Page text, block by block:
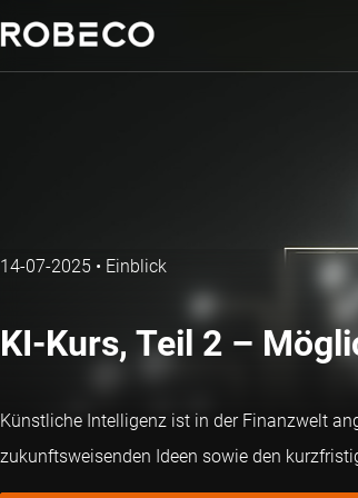
14-07-2025 • Einblick
KI-Kurs, Teil 2 –
Künstliche Intelligenz ist in der Finanzwelt
zukunftsweisenden Ideen sowie den